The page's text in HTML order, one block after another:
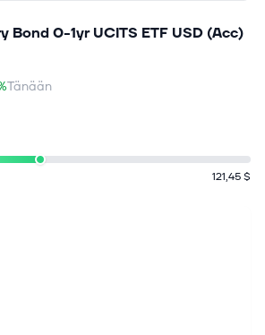
Bond 0-1yr UCITS ETF USD (Acc)
Tänään
121,45 $